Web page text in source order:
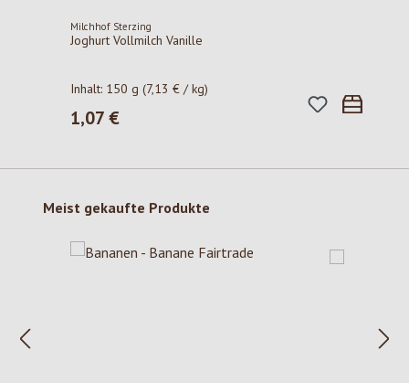
Milchhof Sterzing
Joghurt Vollmilch Vanille
Inhalt: 150 g(7,13 € / kg)
Regulärer Preis:
1,07 €
Produktgalerie überspringen
Meist gekaufte Produkte